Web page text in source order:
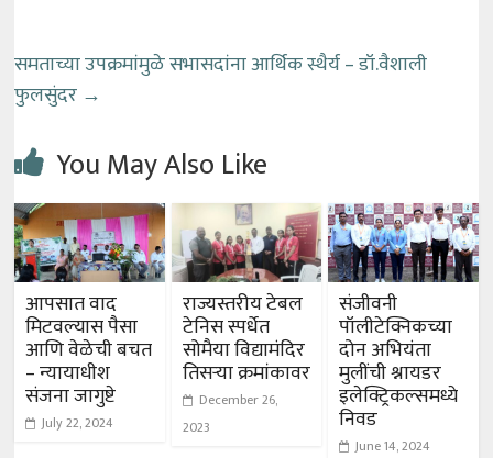
समताच्या उपक्रमांमुळे सभासदांना आर्थिक स्थैर्य – डॉ.वैशाली
फुलसुंदर →
You May Also Like
आपसात वाद
मिटवल्यास पैसा
आणि वेळेची बचत
– न्यायाधीश
संजना जागुष्टे
July 22, 2024
राज्यस्तरीय टेबल
टेनिस स्पर्धेत
सोमैया विद्यामंदिर
तिसऱ्या क्रमांकावर
December 26,
2023
संजीवनी
पॉलीटेक्निकच्या
दोन अभियंता
मुलींची श्नायडर
इलेक्ट्रिकल्समध्ये
निवड
June 14, 2024